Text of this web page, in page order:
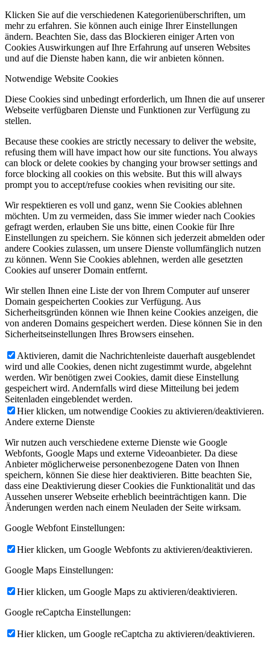
Klicken Sie auf die verschiedenen Kategorienüberschriften, um
mehr zu erfahren. Sie können auch einige Ihrer Einstellungen
ändern. Beachten Sie, dass das Blockieren einiger Arten von
Cookies Auswirkungen auf Ihre Erfahrung auf unseren Websites
und auf die Dienste haben kann, die wir anbieten können.
Notwendige Website Cookies
Diese Cookies sind unbedingt erforderlich, um Ihnen die auf unserer
Webseite verfügbaren Dienste und Funktionen zur Verfügung zu
stellen.
Because these cookies are strictly necessary to deliver the website,
refusing them will have impact how our site functions. You always
can block or delete cookies by changing your browser settings and
force blocking all cookies on this website. But this will always
prompt you to accept/refuse cookies when revisiting our site.
Wir respektieren es voll und ganz, wenn Sie Cookies ablehnen
möchten. Um zu vermeiden, dass Sie immer wieder nach Cookies
gefragt werden, erlauben Sie uns bitte, einen Cookie für Ihre
Einstellungen zu speichern. Sie können sich jederzeit abmelden oder
andere Cookies zulassen, um unsere Dienste vollumfänglich nutzen
zu können. Wenn Sie Cookies ablehnen, werden alle gesetzten
Cookies auf unserer Domain entfernt.
Wir stellen Ihnen eine Liste der von Ihrem Computer auf unserer
Domain gespeicherten Cookies zur Verfügung. Aus
Sicherheitsgründen können wie Ihnen keine Cookies anzeigen, die
von anderen Domains gespeichert werden. Diese können Sie in den
Sicherheitseinstellungen Ihres Browsers einsehen.
Aktivieren, damit die Nachrichtenleiste dauerhaft ausgeblendet
wird und alle Cookies, denen nicht zugestimmt wurde, abgelehnt
werden. Wir benötigen zwei Cookies, damit diese Einstellung
gespeichert wird. Andernfalls wird diese Mitteilung bei jedem
Seitenladen eingeblendet werden.
Hier klicken, um notwendige Cookies zu aktivieren/deaktivieren.
Andere externe Dienste
Wir nutzen auch verschiedene externe Dienste wie Google
Webfonts, Google Maps und externe Videoanbieter. Da diese
Anbieter möglicherweise personenbezogene Daten von Ihnen
speichern, können Sie diese hier deaktivieren. Bitte beachten Sie,
dass eine Deaktivierung dieser Cookies die Funktionalität und das
Aussehen unserer Webseite erheblich beeinträchtigen kann. Die
Änderungen werden nach einem Neuladen der Seite wirksam.
Google Webfont Einstellungen:
Hier klicken, um Google Webfonts zu aktivieren/deaktivieren.
Google Maps Einstellungen:
Hier klicken, um Google Maps zu aktivieren/deaktivieren.
Google reCaptcha Einstellungen:
Hier klicken, um Google reCaptcha zu aktivieren/deaktivieren.